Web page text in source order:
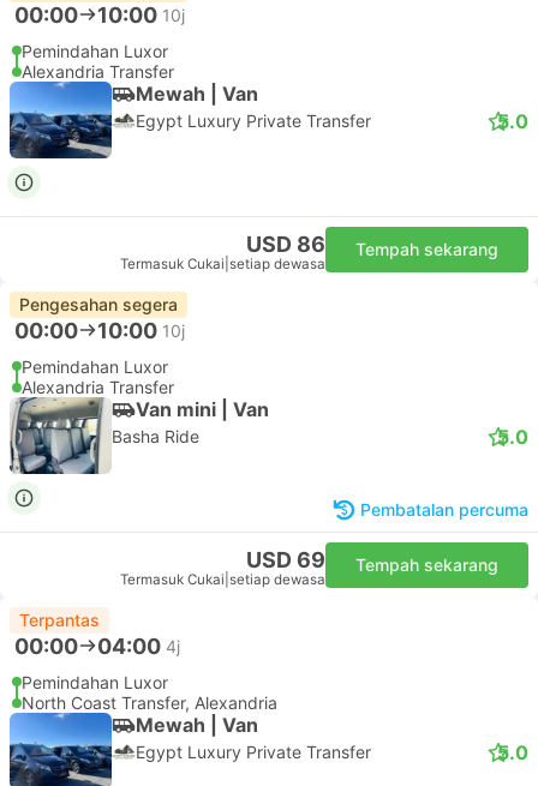
00:00 10:00 10j
Pemindahan Luxor
Alexandria Transfer
Mewah | Van
Egypt Luxury Private Transfer 5.0
USD 86
Termasuk Cukai setiap dewasa
Tempah sekarang
Pengesahan segera
00:00 10:00 10j
Pemindahan Luxor
Alexandria Transfer
Van mini | Van
Basha Ride 5.0
Pembatalan percuma
USD 69
Termasuk Cukai setiap dewasa
Tempah sekarang
Terpantas
00:00 04:00 4j
Pemindahan Luxor
North Coast Transfer, Alexandria
Mewah | Van
Egypt Luxury Private Transfer 5.0